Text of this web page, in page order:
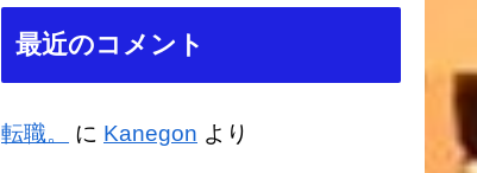
最近のコメント
転職。 に Kanegon より